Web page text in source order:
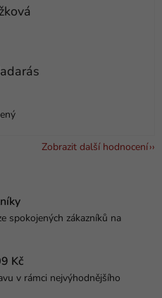
je 5 z 5 hvězdiček.
je 5 z 5 hvězdiček.
Zobrazit další hodnocení
spokojených zákazníků na
Kč
v rámci nejvýhodnějšího